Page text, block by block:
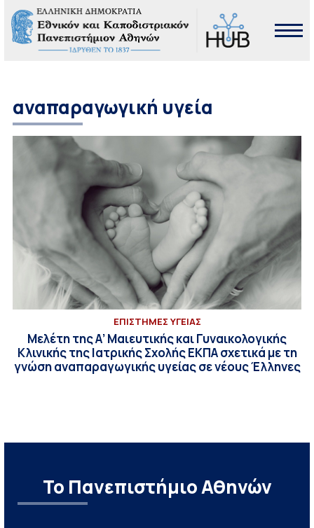
αναπαραγωγική υγεία
ΕΠΙΣΤΗΜΕΣ ΥΓΕΙΑΣ
Μελέτη της Α’ Μαιευτικής και Γυναικολογικής
Κλινικής της Ιατρικής Σχολής ΕΚΠΑ σχετικά με τη
γνώση αναπαραγωγικής υγείας σε νέους Έλληνες
Το Πανεπιστήμιο Αθηνών